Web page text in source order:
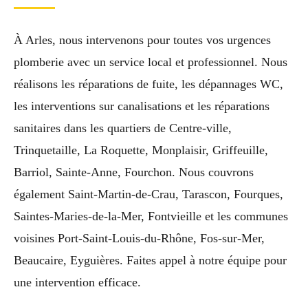
À Arles, nous intervenons pour toutes vos urgences
plomberie avec un service local et professionnel. Nous
réalisons les réparations de fuite, les dépannages WC,
les interventions sur canalisations et les réparations
sanitaires dans les quartiers de Centre-ville,
Trinquetaille, La Roquette, Monplaisir, Griffeuille,
Barriol, Sainte-Anne, Fourchon. Nous couvrons
également Saint-Martin-de-Crau, Tarascon, Fourques,
Saintes-Maries-de-la-Mer, Fontvieille et les communes
voisines Port-Saint-Louis-du-Rhône, Fos-sur-Mer,
Beaucaire, Eyguières. Faites appel à notre équipe pour
une intervention efficace.